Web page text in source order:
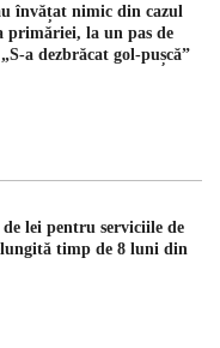
învățat nimic din cazul
primăriei, la un pas de
a dezbrăcat gol-pușcă”
lei pentru serviciile de
timp de 8 luni din